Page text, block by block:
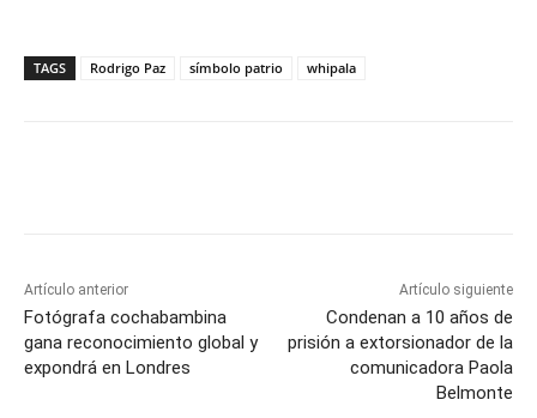
TAGS Rodrigo Paz símbolo patrio whipala
Artículo anterior
Fotógrafa cochabambina
gana reconocimiento global y
expondrá en Londres
Artículo siguiente
Condenan a 10 años de
prisión a extorsionador de la
comunicadora Paola
Belmonte